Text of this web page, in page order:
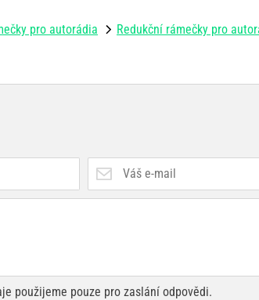
pro autorádia
Redukční rámečky pro
použijeme pouze pro zaslání odpovědi.